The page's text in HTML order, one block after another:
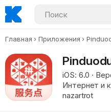
Главная Приложения
iOS: 6.0 ·
Интернет и
nazartrot